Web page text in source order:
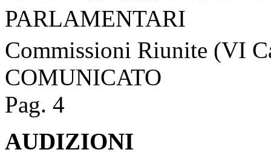
PARLAMENTARI
Commissioni Riunite (VI
COMUNICATO
Pag. 4
AUDIZIONI